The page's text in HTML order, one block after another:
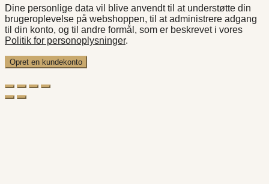
Dine personlige data vil blive anvendt til at understøtte din
brugeroplevelse på webshoppen, til at administrere adgang
til din konto, og til andre formål, som er beskrevet i vores
Politik for personoplysninger.
Opret en kundekonto